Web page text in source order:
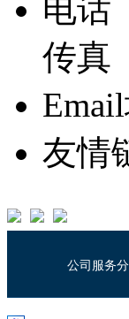
电话
传真
友情
公司服务分